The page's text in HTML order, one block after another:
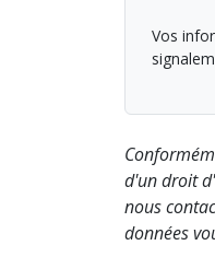
Vos
d'un droit
nous
données